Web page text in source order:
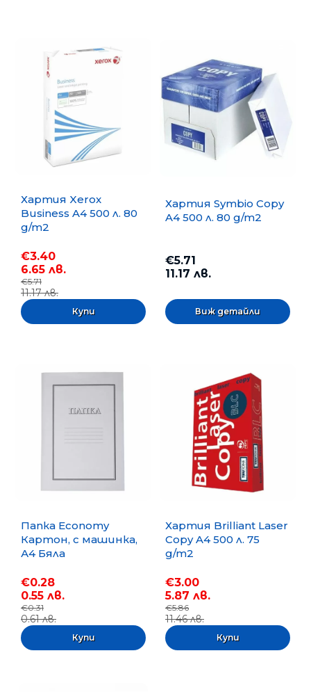
Хартия Xerox
Business A4 500 л. 80
g/m2
€3.40
6.65 лв.
€5.71
11.17 лв.
Хартия Symbio Copy
A4 500 л. 80 g/m2
€5.71
11.17 лв.
Виж детайли
Папка Economy
Картон, с машинка,
А4 Бяла
€0.28
0.55 лв.
€0.31
0.61 лв.
Хартия Brilliant Laser
Copy A4 500 л. 75
g/m2
€3.00
5.87 лв.
€5.86
11.46 лв.